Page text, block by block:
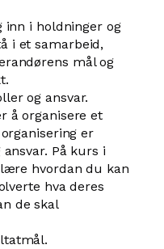
inn i holdninger og
i et samarbeid,
mål og
og ansvar.
å organisere et
er
På kurs i
hvordan du kan
hva deres
de skal